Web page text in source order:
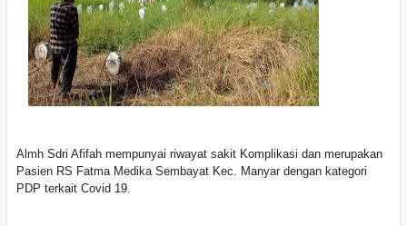
Almh Sdri Afifah mempunyai riwayat sakit Komplikasi dan merupakan
Pasien RS Fatma Medika Sembayat Kec. Manyar dengan kategori
PDP terkait Covid 19.